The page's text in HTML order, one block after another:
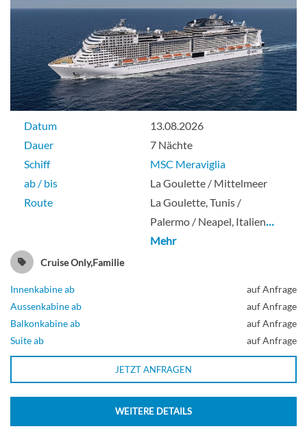
Datum
13.08.2026
Dauer
7 Nächte
Schiff
MSC Meraviglia
ab / bis
La Goulette / Mittelmeer
Route
La Goulette, Tunis /
Palermo / Neapel, Italien…
Mehr
Cruise Only,Familie
Innenkabine ab
auf Anfrage
Aussenkabine ab
auf Anfrage
Balkonkabine ab
auf Anfrage
Suite ab
auf Anfrage
JETZT ANFRAGEN
WEITERE DETAILS